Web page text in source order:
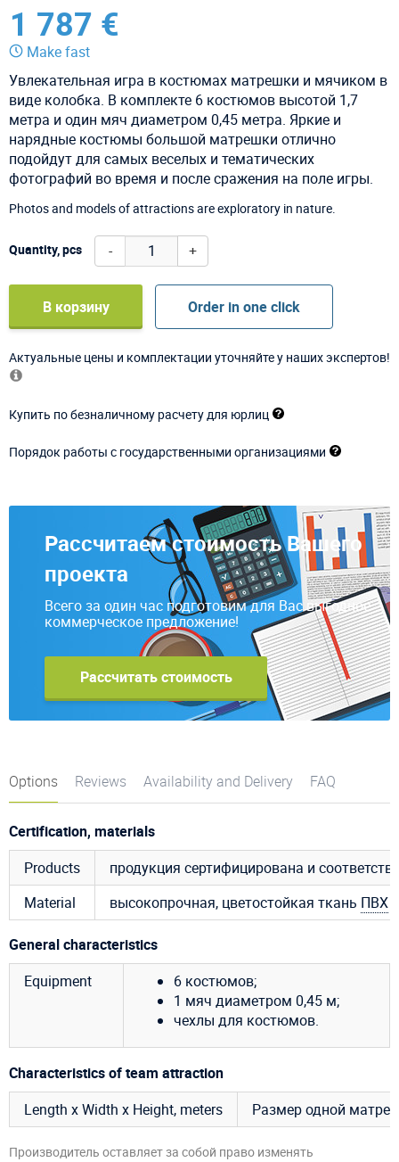
1 787 €
Make fast
Увлекательная игра в костюмах матрешки и мячиком в
виде колобка. В комплекте 6 костюмов высотой 1,7
метра и один мяч диаметром 0,45 метра. Яркие и
нарядные костюмы большой матрешки отлично
подойдут для самых веселых и тематических
фотографий во время и после сражения на поле игры.
Photos and models of attractions are exploratory in nature.
Quantity, pcs - +
В корзину Order in one click
Актуальные цены и комплектации уточняйте у наших экспертов!
Купить по безналичному расчету для юрлиц
Порядок работы с государственными организациями
Рассчитаем стоимость Вашего
проекта
Всего за один час подготовим для Вас выгодное
коммерческое предложение!
Рассчитать стоимость
Options Reviews Availability and Delivery FAQ
Certification, materials
Products
продукция сертифицирована и
Material
высокопрочная, цветостойкая ткань ПВХ
General characteristics
Equipment
6 костюмов;
1 мяч диаметром 0,45 м;
чехлы для костюмов.
Characteristics of team attraction
Length x Width x Height, meters
Размер одной
Производитель оставляет за собой право изменять